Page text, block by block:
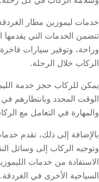
خدمات ليموزين مطار
تتضمن الخدمات التي يقدمها
وراحة، وتوفير سيارات
الركاب خلال الرحلة.
يمكن للركاب حجز خدمة
الوقت المحدد وبانتظارهم في
والمهارة في التعامل مع
بالإضافة إلى ذلك، تقدم
وتوجيه الركاب إلى وسائل
الاستفادة من خدمات
السياحية الأخرى في الغردقة.